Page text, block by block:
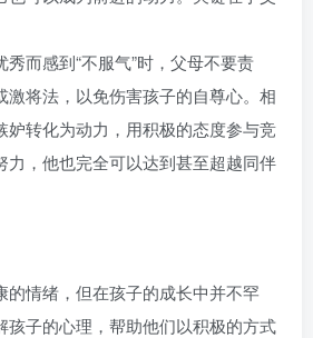
而感到“不服气”时，父母不要责
激将法，以免伤害孩子的自尊心。相
妒转化为动力，用积极的态度参与竞
力，他也完全可以达到甚至超越同伴
的情绪，但在孩子的成长中并不罕
孩子的心理，帮助他们以积极的方式